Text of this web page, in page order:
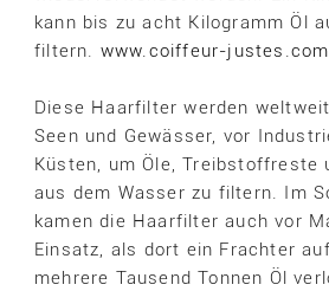
kann bis zu acht Kilogramm Öl
filtern. www.coiffeur-justes.com
Diese Haarfilter werden
Seen und Gewässer, vor
Küsten, um Öle, Treibstoffreste
aus dem Wasser zu filtern. Im
kamen die Haarfilter auch vor
Einsatz, als dort ein Frachter
mehrere Tausend Tonnen Öl